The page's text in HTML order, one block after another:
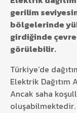
gerilim
bölgelerinde
girdiğinde
görülebilir.
Türkiye’de
Elektrik Dağıtım
Ancak saha
oluşabilmektedir.